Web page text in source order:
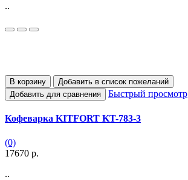
..
В корзину
Добавить в список пожеланий
Добавить для сравнения
Быстрый просмотр
Кофеварка KITFORT KT-783-3
(0)
17670 р.
..